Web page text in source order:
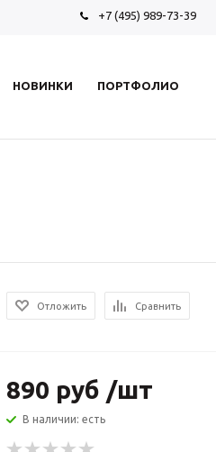
+7 (495) 989-73-39
НОВИНКИ ПОРТФОЛИО
Отложить Сравнить
890 руб /шт
В наличии: есть